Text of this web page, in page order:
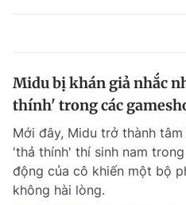
Midu bị khán giả nhắc
thính' trong các
Mới đây, Midu trở thành
'thả thính' thí sinh nam
động của cô khiến một bộ
không hài lòng.